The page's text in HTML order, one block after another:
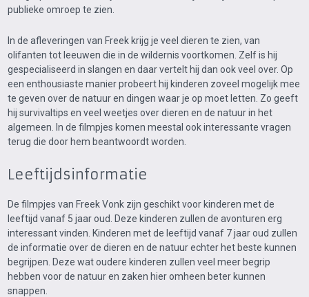
publieke omroep te zien.
In de afleveringen van Freek krijg je veel dieren te zien, van
olifanten tot leeuwen die in de wildernis voortkomen. Zelf is hij
gespecialiseerd in slangen en daar vertelt hij dan ook veel over. Op
een enthousiaste manier probeert hij kinderen zoveel mogelijk mee
te geven over de natuur en dingen waar je op moet letten. Zo geeft
hij survivaltips en veel weetjes over dieren en de natuur in het
algemeen. In de filmpjes komen meestal ook interessante vragen
terug die door hem beantwoordt worden.
Leeftijdsinformatie
De filmpjes van Freek Vonk zijn geschikt voor kinderen met de
leeftijd vanaf 5 jaar oud. Deze kinderen zullen de avonturen erg
interessant vinden. Kinderen met de leeftijd vanaf 7 jaar oud zullen
de informatie over de dieren en de natuur echter het beste kunnen
begrijpen. Deze wat oudere kinderen zullen veel meer begrip
hebben voor de natuur en zaken hier omheen beter kunnen
snappen.